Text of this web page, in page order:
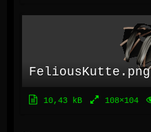
FeliousKutte.png
10,43 kB 108×104